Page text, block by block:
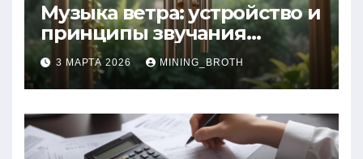
Музыка ветра: устройство и
принципы звучания
колокольчиков
3 МАРТА 2026 MINING_BROTH